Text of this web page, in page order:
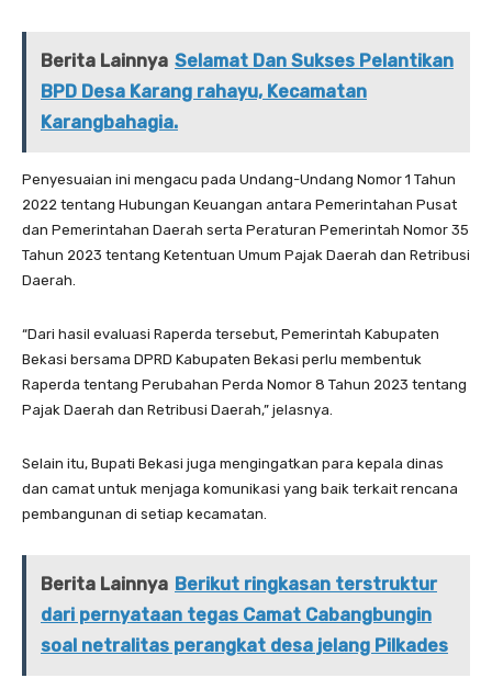
Berita Lainnya Selamat Dan Sukses Pelantikan
BPD Desa Karang rahayu, Kecamatan
Karangbahagia.
Penyesuaian ini mengacu pada Undang-Undang Nomor 1 Tahun
2022 tentang Hubungan Keuangan antara Pemerintahan Pusat
dan Pemerintahan Daerah serta Peraturan Pemerintah Nomor 35
Tahun 2023 tentang Ketentuan Umum Pajak Daerah dan Retribusi
Daerah.
“Dari hasil evaluasi Raperda tersebut, Pemerintah Kabupaten
Bekasi bersama DPRD Kabupaten Bekasi perlu membentuk
Raperda tentang Perubahan Perda Nomor 8 Tahun 2023 tentang
Pajak Daerah dan Retribusi Daerah,” jelasnya.
Selain itu, Bupati Bekasi juga mengingatkan para kepala dinas
dan camat untuk menjaga komunikasi yang baik terkait rencana
pembangunan di setiap kecamatan.
Berita Lainnya Berikut ringkasan terstruktur
dari pernyataan tegas Camat Cabangbungin
soal netralitas perangkat desa jelang Pilkades